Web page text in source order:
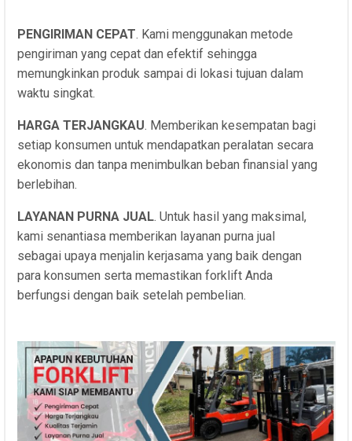
PENGIRIMAN CEPAT. Kami menggunakan metode
pengiriman yang cepat dan efektif sehingga
memungkinkan produk sampai di lokasi tujuan dalam
waktu singkat.
HARGA TERJANGKAU. Memberikan kesempatan bagi
setiap konsumen untuk mendapatkan peralatan secara
ekonomis dan tanpa menimbulkan beban finansial yang
berlebihan.
LAYANAN PURNA JUAL. Untuk hasil yang maksimal,
kami senantiasa memberikan layanan purna jual
sebagai upaya menjalin kerjasama yang baik dengan
para konsumen serta memastikan forklift Anda
berfungsi dengan baik setelah pembelian.